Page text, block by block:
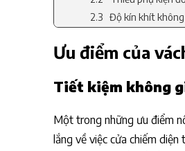
Độ kín khít không
Có nên thi công
Khi nào không
cửa lùa?
Bảng tổng hợp ưu
compact cửa lùa
Ưu điểm của
Tiết kiệm không
Một trong những ưu điểm
lắng về việc cửa chiếm